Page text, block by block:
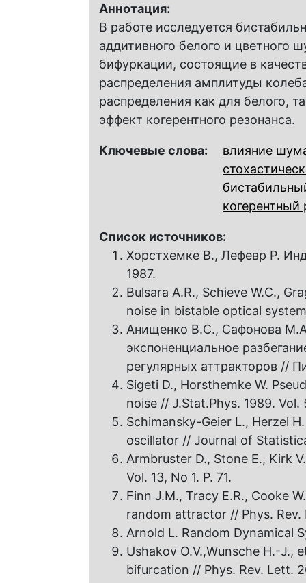
Аннотация:
В работе исследуется
аддитивного белого и
бифуркации, состоящие в
распределения амплитуды
распределения как для белого,
эффект когерентного резонанса.
Ключевые слова:
влияние
когерентный
Список источников:
Хорстхемке В., Лефевр Р.
1987.
Bulsara A.R., Schieve W.C.,
noise in bistable optical
Анищенко В.С., Сафонова
экспоненциальное
регулярных аттракторов //
Sigeti D., Horsthemke W.
noise // J.Stat.Phys. 1989. Vol.
Schimansky-Geier L., Herzel
oscillator // Journal of
Armbruster D., Stone E., Kirk
Vol. 13, No 1. P. 71.
Finn J.M., Tracy E.R., Cooke
random attractor // Phys. Rev.
Arnold L. Random Dynamical
Ushakov O.V.,Wunsche H.-J.,
bifurcation // Phys. Rev. Lett.